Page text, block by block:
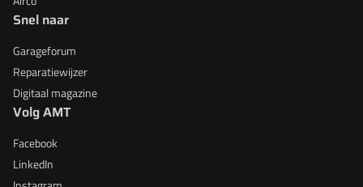
Snel naar
Garageforum
Reparatiewijzer
Digitaal magazine
Volg AMT
Facebook
LinkedIn